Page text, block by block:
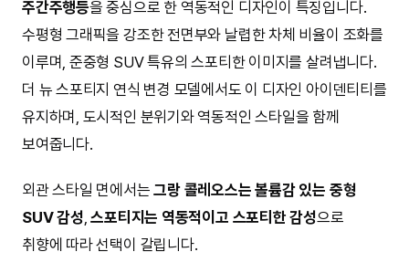
주간주행등을 중심으로 한 역동적인 디자인이 특징입니다.
수평형 그래픽을 강조한 전면부와 날렵한 차체 비율이 조화를
이루며, 준중형 SUV 특유의 스포티한 이미지를 살려냅니다.
더 뉴 스포티지 연식 변경 모델에서도 이 디자인 아이덴티티를
유지하며, 도시적인 분위기와 역동적인 스타일을 함께
보여줍니다.
외관 스타일 면에서는그랑 콜레오스는 볼륨감 있는 중형
SUV 감성 ,스포티지는 역동적이고 스포티한 감성으로
취향에 따라 선택이 갈립니다.